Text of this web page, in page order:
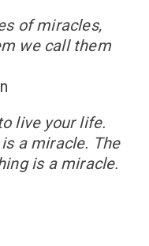
of miracles,
we call them
live your life.
a miracle. The
is a miracle.